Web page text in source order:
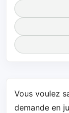
Vous voulez
demande en